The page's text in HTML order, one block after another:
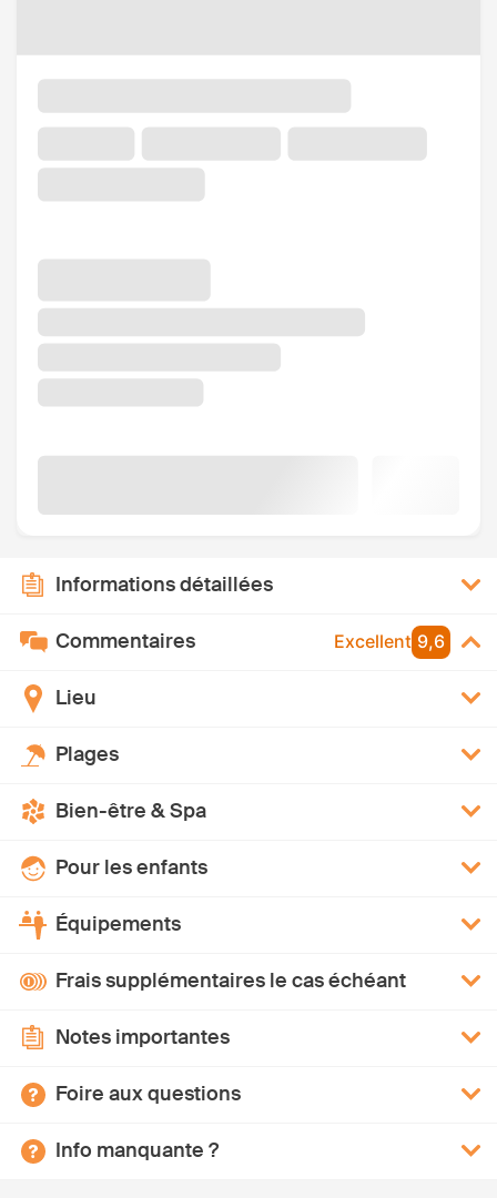
Informations détaillées
Commentaires Excellent 9,6
Lieu
Plages
Bien-être & Spa
Pour les enfants
Équipements
Frais supplémentaires le cas échéant
Notes importantes
Foire aux questions
Info manquante ?